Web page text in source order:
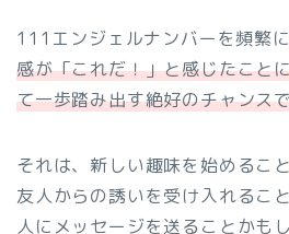
111エンジェルナンバーを頻繁
感が「これだ！」と感じたこと
て一歩踏み出す絶好のチャンス
それは、新しい趣味を始めるこ
友人からの誘いを受け入れるこ
人にメッセージを送ることかも